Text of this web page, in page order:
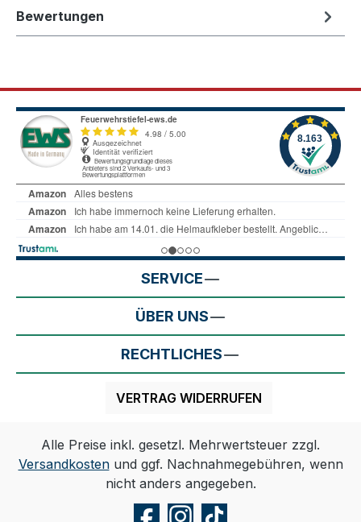
Bewertungen
SERVICE
ÜBER UNS
RECHTLICHES
VERTRAG WIDERRUFEN
Alle Preise inkl. gesetzl. Mehrwertsteuer zzgl.
Versandkostenund ggf. Nachnahmegebühren, wenn
nicht anders angegeben.